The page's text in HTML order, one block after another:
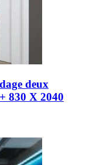
deux
830 X 2040